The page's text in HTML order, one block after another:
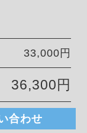
33,000円
36,300円
合わせ